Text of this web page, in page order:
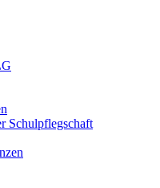
Schulpflegschaft